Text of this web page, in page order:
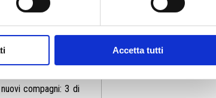
Accetta tutti
vestito le
invece, ha ottenuto
dei quintetti in
rimbalzi di media.
per il rush finale
compagni: 3 di